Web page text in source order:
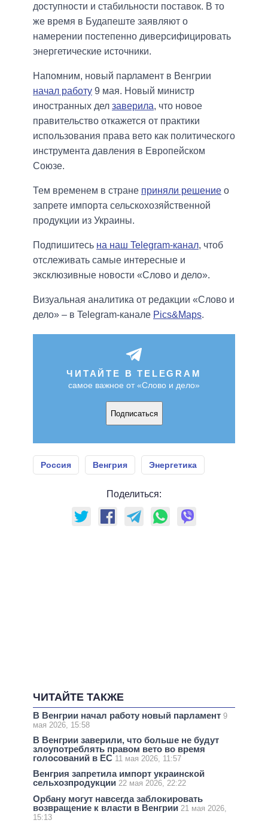
доступности и стабильности поставок. В то
же время в Будапеште заявляют о
намерении постепенно диверсифицировать
энергетические источники.
Напомним, новый парламент в Венгрии
начал работу 9 мая. Новый министр
иностранных дел заверила, что новое
правительство откажется от практики
использования права вето как политического
инструмента давления в Европейском
Союзе.
Тем временем в стране приняли решение о
запрете импорта сельскохозяйственной
продукции из Украины.
Подпишитесь на наш Telegram-канал, чтоб
отслеживать самые интересные и
эксклюзивные новости «Слово и дело».
Визуальная аналитика от редакции «Слово и
дело» – в Telegram-канале Pics&Maps.
ЧИТАЙТЕ В TELEGRAM
самое важное от «Слово и дело»
Подписаться
Россия Венгрия Энергетика
Поделиться:
ЧИТАЙТЕ ТАКЖЕ
В Венгрии начал работу новый парламент 9
мая 2026, 15:58
В Венгрии заверили, что больше не будут
злоупотреблять правом вето во время
голосований в ЕС 11 мая 2026, 11:57
Венгрия запретила импорт украинской
сельхозпродукции 22 мая 2026, 22:22
Орбану могут навсегда заблокировать
возвращение к власти в Венгрии 21 мая 2026,
15:13